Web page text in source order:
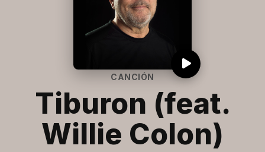
CANCIÓN
Tiburon (feat.
Willie Colon)